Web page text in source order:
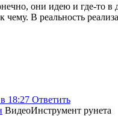
они идею и где-то в
чему. В реальность
18:27 Ответить
ВидеоИнструмент рунета